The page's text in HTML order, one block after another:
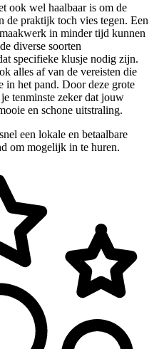
ook wel haalbaar is om de
de praktijk toch vies tegen. Een
in minder tijd kunnen
diverse soorten
specifieke klusje nodig zijn.
alles af van de vereisten die
in het pand. Door deze grote
tenminste zeker dat jouw
en schone uitstraling.
een lokale en betaalbare
om mogelijk in te huren.